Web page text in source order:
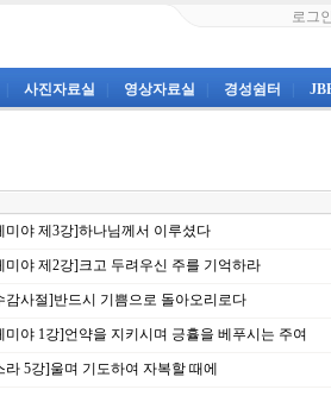
로그인
사진자료실 영상자료실 경성쉼터
미야 제3강]하나님께서 이루셨다
미야 제2강]크고 두려우신 주를 기억하라
감사절]반드시 기쁨으로 돌아오리로다
미야 1강]언약을 지키시며 긍휼을 베푸시는 주여
라 5강]울며 기도하여 자복할 때에